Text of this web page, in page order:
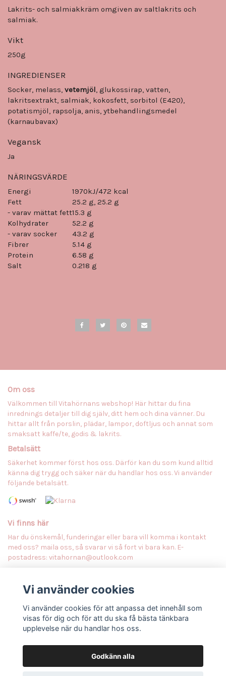
Lakrits- och salmiakkräm omgiven av saltlakrits och
salmiak.
Vikt
250g
INGREDIENSER
Socker, melass, vetemjöl, glukossirap, vatten,
lakritsextrakt, salmiak, kokosfett, sorbitol (E420),
potatismjöl, rapsolja, anis, ytbehandlingsmedel
(karnaubavax)
Vegansk
Ja
NÄRINGSVÄRDE
Energi
1970kJ/472 kcal
Fett
25.2 g, 25.2 g
- varav mättat fett15.3 g
Kolhydrater
52.2 g
- varav socker
43.2 g
Fibrer
5.14 g
Protein
6.58 g
Salt
0.218 g
Om oss
Välkommen till Vitahörnans webshop! Här hittar du fina
inrednings detaljer till dig själv, ditt hem och dina vänner. Du
hittar allt från porslin, plädar, lampor, doftljus och annat som
smaksatt kaffe/te, godis & lakrits.
Betalsätt
Säkerhet kommer först hos oss. Därför kan du som kund alltid
känna dig trygg och säker när du handlar hos oss. Vi använder
följande betalsätt.
Vi finns här
Har du önskemål, funderingar eller bara vill komma i kontakt
med oss? maila oss, så svarar vi så fort vi bara kan. E-
postadress: vitahornan@outlook.com
Anmäl dig till vårt nyhetsbrev
Prenumerera
Vi använder cookies
Vi använder cookies för att anpassa det innehåll som
visas för dig och för att du ska få bästa tänkbara
upplevelse när du handlar hos oss.
Godkänn alla